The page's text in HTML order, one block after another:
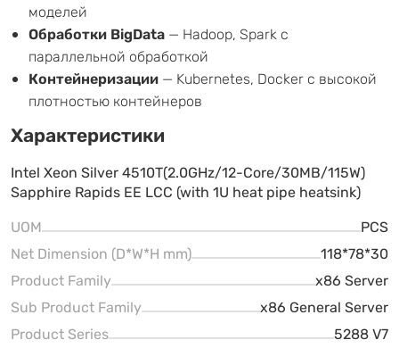
моделей
Обработки BigData — Hadoop, Spark с
параллельной обработкой
Контейнеризации — Kubernetes, Docker с высокой
плотностью контейнеров
Характеристики
Intel Xeon Silver 4510T(2.0GHz/12-Core/30MB/115W)
Sapphire Rapids EE LCC (with 1U heat pipe heatsink)
UOM
PCS
Net Dimension (D*W*H mm)
118*78*30
Product Family
x86 Server
Sub Product Family
x86 General Server
Product Series
5288 V7